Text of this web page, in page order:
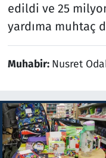
edildi ve 25
yardıma muhtaç
Muhabir: Nusret